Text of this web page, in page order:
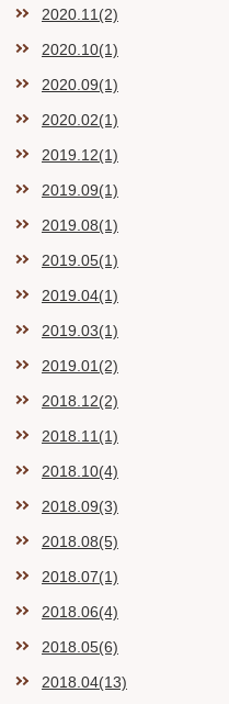
2020.11(2)
2020.10(1)
2020.09(1)
2020.02(1)
2019.12(1)
2019.09(1)
2019.08(1)
2019.05(1)
2019.04(1)
2019.03(1)
2019.01(2)
2018.12(2)
2018.11(1)
2018.10(4)
2018.09(3)
2018.08(5)
2018.07(1)
2018.06(4)
2018.05(6)
2018.04(13)